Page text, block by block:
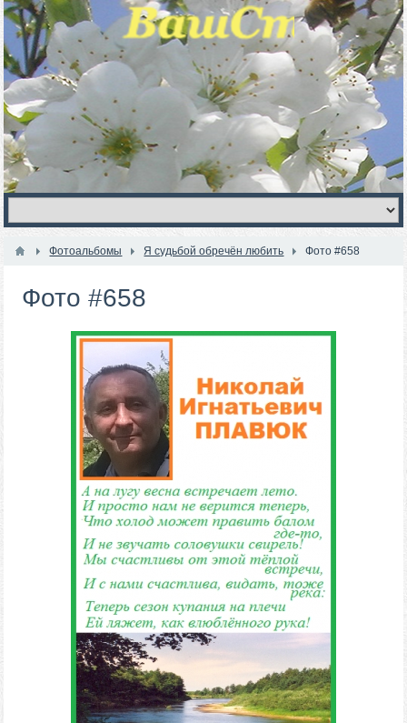
Фотоальбомы Я судьбой обречён любить Фото #658
Фото #658